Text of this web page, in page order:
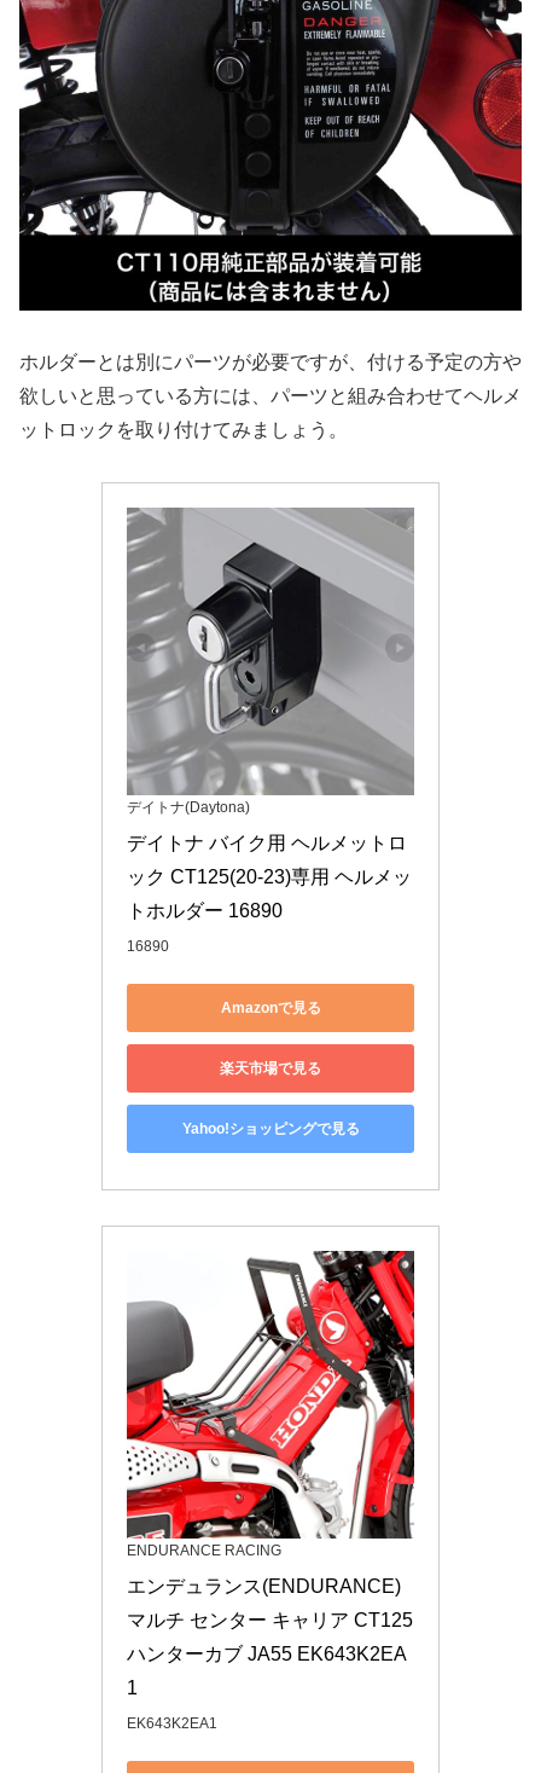
ホルダーとは別にパーツが必要ですが、付ける予定の方や
欲しいと思っている方には、パーツと組み合わせてヘルメ
ットロックを取り付けてみましょう。
デイトナ(Daytona)
デイトナ バイク用 ヘルメットロ
ック CT125(20-23)専用 ヘルメッ
トホルダー 16890
16890
Amazonで見る
楽天市場で見る
Yahoo!ショッピングで見る
ENDURANCE RACING
エンデュランス(ENDURANCE)
マルチ センター キャリア CT125
ハンターカブ JA55 EK643K2EA
1
EK643K2EA1